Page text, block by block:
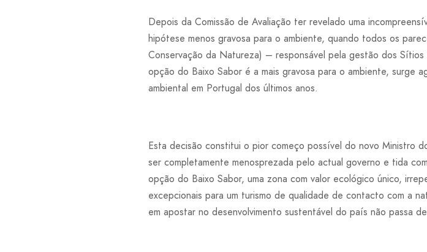
Depois da Comissão de Avaliação ter revelado uma
hipótese menos gravosa para o ambiente, quando todos os
Conservação da Natureza) – responsável pela gestão dos
opção do Baixo Sabor é a mais gravosa para o ambiente, surge
ambiental em Portugal dos últimos anos.
Esta decisão constitui o pior começo possível do novo Ministro
ser completamente menosprezada pelo actual governo e tida
opção do Baixo Sabor, uma zona com valor ecológico único,
excepcionais para um turismo de qualidade de contacto com a
em apostar no desenvolvimento sustentável do país não passa